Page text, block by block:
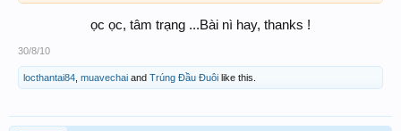
ọc ọc, tâm trạng ...Bài nì hay, thanks !​
30/8/10
locthantai84 muavechai and Trúng Đầu Đuôi like this.